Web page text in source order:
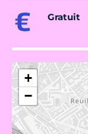
Gratuit
+
−